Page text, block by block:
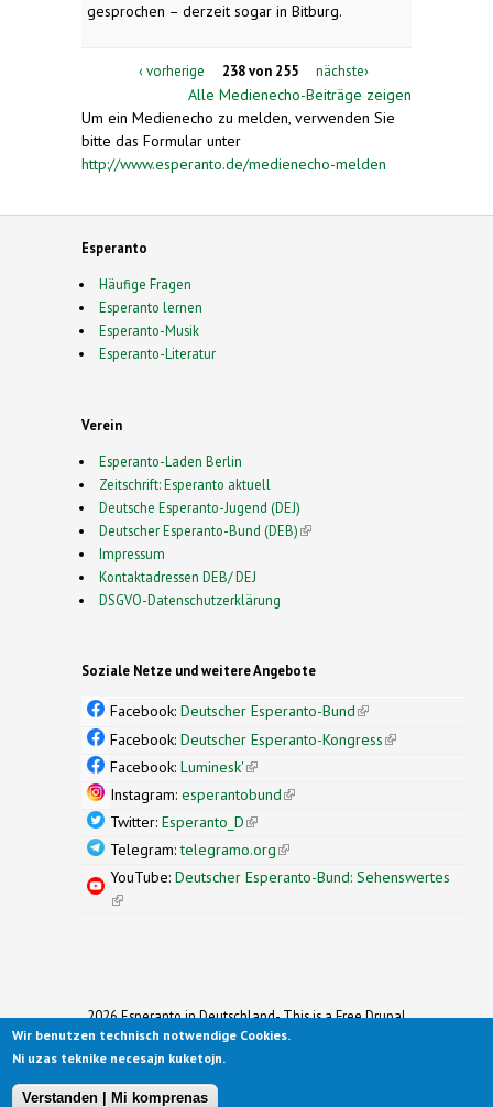
gesprochen – derzeit sogar in Bitburg.
‹ vorherige 238 von 255 nächste›
Alle Medienecho-Beiträge zeigen
Um ein Medienecho zu melden, verwenden Sie
bitte das Formular unter
http://www.esperanto.de/medienecho-melden
Esperanto
Häufige Fragen
Esperanto lernen
Esperanto-Musik
Esperanto-Literatur
Verein
Esperanto-Laden Berlin
Zeitschrift: Esperanto aktuell
Deutsche Esperanto-Jugend (DEJ)
Deutscher Esperanto-Bund (DEB)(link is external)
Impressum
Kontaktadressen DEB/ DEJ
DSGVO-Datenschutzerklärung
Soziale Netze und weitere Angebote
Facebook: Deutscher Esperanto-Bund(link is
external)
Facebook: Deutscher Esperanto-Kongress(link is
Facebook: Luminesk'(link is external)
Instagram: esperantobund(link is external)
Twitter: Esperanto_D(link is external)
Telegram:telegramo.org(link is external)
YouTube: Deutscher Esperanto-Bund: Sehenswertes
(link is external)
2026 Esperanto in Deutschland- This is a Free Drupal
Theme
Ported to Drupal for the Open Source Community by
Original design by
Wir benutzen technisch notwendige Cookies.
Ni uzas teknike necesajn kuketojn.
Verstanden | Mi komprenas